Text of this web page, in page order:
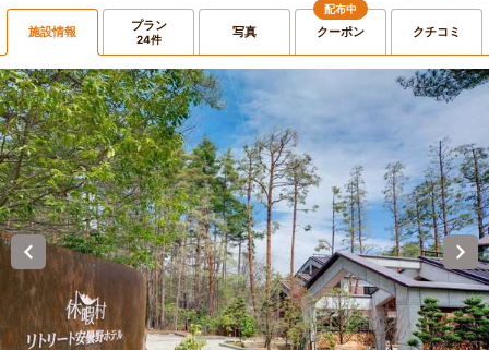
施設情報 プラン
24件 写真
配布中
クーポン クチコミ